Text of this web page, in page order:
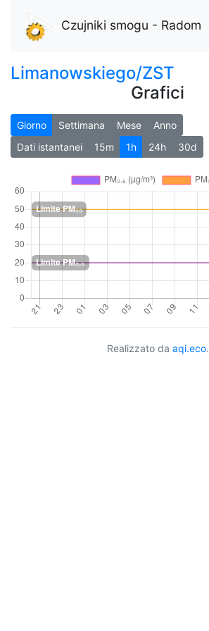
Czujniki smogu - Radom
Limanowskiego/ZST
Grafici
Giorno Settimana Mese
Anno
Dati istantanei
15m 1h 24h 30d
Realizzato da aqi.eco.